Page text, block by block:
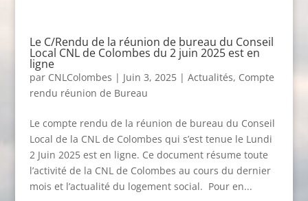
Le C/Rendu de la réunion de bureau du Conseil
Local CNL de Colombes du 2 juin 2025 est en
ligne
par CNLColombes | Juin 3, 2025| Actualités, Compte
rendu réunion de Bureau
Le compte rendu de la réunion de bureau du Conseil
Local de la CNL de Colombes qui s’est tenue le Lundi
2 Juin 2025 est en ligne. Ce document résume toute
l’activité de la CNL de Colombes au cours du dernier
mois et l’actualité du logement social. Pour en...